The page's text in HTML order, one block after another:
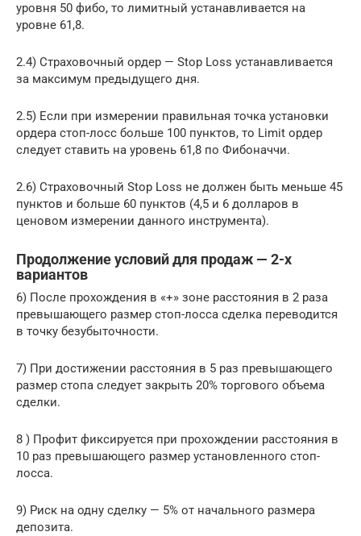
уровня 50 фибо, то лимитный устанавливается на
уровне 61,8.
2.4) Страховочный ордер — Stop Loss устанавливается
за максимум предыдущего дня.
2.5) Если при измерении правильная точка установки
ордера стоп-лосс больше 100 пунктов, то Limit ордер
следует ставить на уровень 61,8 по Фибоначчи.
2.6) Страховочный Stop Loss не должен быть меньше 45
пунктов и больше 60 пунктов (4,5 и 6 долларов в
ценовом измерении данного инструмента).
Продолжение условий для продаж — 2-х
вариантов
6) После прохождения в «+» зоне расстояния в 2 раза
превышающего размер стоп-лосса сделка переводится
в точку безубыточности.
7) При достижении расстояния в 5 раз превышающего
размер стопа следует закрыть 20% торгового объема
сделки.
8 ) Профит фиксируется при прохождении расстояния в
10 раз превышающего размер установленного стоп-
лосса.
9) Риск на одну сделку — 5% от начального размера
депозита.